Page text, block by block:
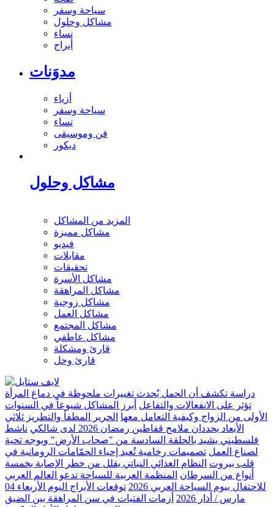
سياحة وسفر
مشاكل وحلول
نساء
أبراج
مدوَنات
أزياء
سياحة وسفر
نساء
فن وموسيقى
ديكور
مشاكل وحلول
المزيد من المشاكل
مشاكل مميزة
فيديو
مقابلات
تحقيقات
مشاكل الأسرة
مشاكل المراهقة
مشاكل زوجية
مشاكل العمل
مشاكل المجتمع
مشاكل عاطفي
قارئ ومشكلة
قارئ وحل
دراسة تكشف أن الحمل يُحدث تغييرات ملحوظة في دماغ المرأة
تؤثر على الانفعالات والتفاعل أبرز المشاكل شيوعاً في السنوات
الأولى من الزواج وكيفية التعامل معها الحرير المطفأ والتطريز ثلاثي
الأبعاد يحددان ملامح قفاطين رمضان 2026 لدى شالكي
ناشط
فلسطيني يشيد بالحلقة السادسة من "صحاب الأرض" ويوجه تحية
لصناع العمل تصميمات رخامية تُعيد إحياء الحمّامات الرومانية في
قلب بيروت النظام الغذائي النباتي يقلل من خطر الإصابة بخمسة
أنواع من السرطان المنظمة العربية للسياحة تدعو العالم العربي
للاحتفال بيوم السياحة العربي 2026
توقعات الأبراج اليوم الأربعاء 04
مارس / أذار 2026
أزمات الفتيات في سن المراهقة بين الضيق